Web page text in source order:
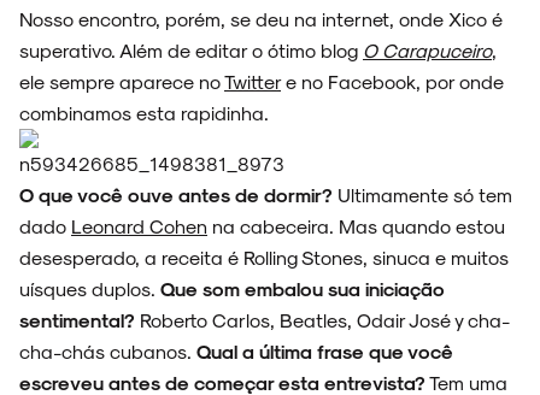
Nosso encontro, porém, se deu na internet, onde Xico é
superativo. Além de editar o ótimo blog O Carapuceiro,
ele sempre aparece noTwittere no Facebook, por onde
combinamos esta rapidinha.
O que você ouve antes de dormir? Ultimamente só tem
dado Leonard Cohen na cabeceira. Mas quando estou
desesperado, a receita é Rolling Stones, sinuca e muitos
uísques duplos. Que som embalou sua iniciação
sentimental? Roberto Carlos, Beatles, Odair José y cha-
cha-chás cubanos. Qual a última frase que você
escreveu antes de começar esta entrevista? Tem uma